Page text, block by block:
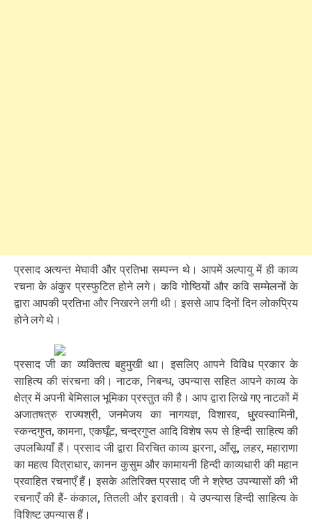
प्रसाद अत्यन्त मेघावी और प्रतिभा सम्पन्न थे। आपमें अल्पायु में ही काव्य
रचना के अंकुर प्रस्फुटित होने लगे। कवि गोष्ठियों और कवि सम्मेलनों के
द्वारा आपकी प्रतिभा और निखरने लगी थी। इससे आप दिनों दिन लोकप्रिय
होने लगे थे।
प्रसाद जी का व्यक्तित्व बहुमुखी था। इसलिए आपने विविध प्रकार के
साहित्य की संरचना की। नाटक, निबन्ध, उपन्यास सहित आपने काव्य के
क्षेत्र में अपनी बेमिसाल भूमिका प्रस्तुत की है। आप द्वारा लिखे गए नाटकों में
अजातषत्रु राज्यश्री, जनमेजय का नागयज्ञ, विशारव, धु्रवस्वामिनी,
स्कन्दगुप्त, कामना, एकघूँट, चन्द्रगुप्त आदि विशेष रूप से हिन्दी साहित्य की
उपलब्धियाँ हैं। प्रसाद जी द्वारा विरचित काव्य झरना, आँसू, लहर, महाराणा
का महत्व वित्राधार, कानन कुसुम और कामायनी हिन्दी काव्यधारी की महान
प्रवाहित रचनाएँ हैं। इसके अतिरिक्त प्रसाद जी ने श्रेष्ठ उपन्यासों की भी
रचनाएँ की हैं- कंकाल, तितली और इरावती। ये उपन्यास हिन्दी साहित्य के
विशिष्ट उपन्यास हैं।